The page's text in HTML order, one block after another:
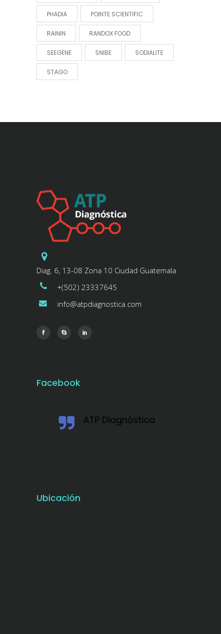
PHADIA POINTE SCIENTIFIC
RAININ RANDOX FOOD
SEEGENE SNIBE SODIALITE
STAGO
Diag. 6, 13-08 Zona 10 Ciudad Guatemala
+(502) 23337645
info@atpdiagnostica.com
Facebook
ATP Diagnóstica
Ubicación